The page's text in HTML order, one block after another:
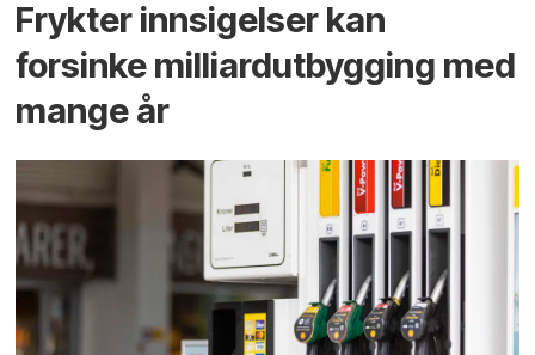
Frykter innsigelser kan
forsinke milliard­utbygging med
mange år